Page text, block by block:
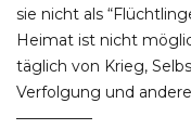
sie nicht als
Heimat ist nicht
täglich von Krieg,
Verfolgung und
—————